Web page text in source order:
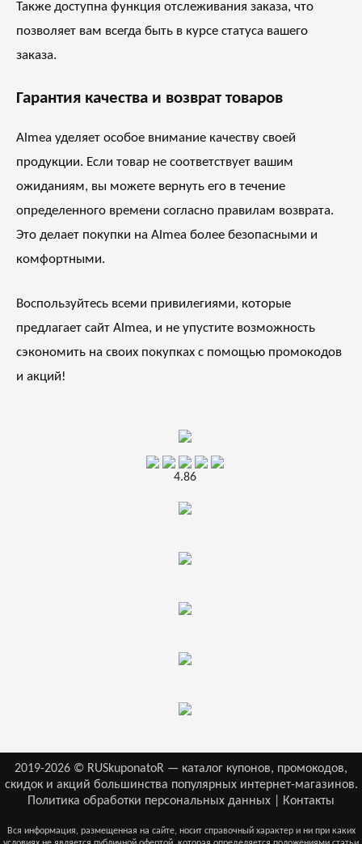
Также доступна функция отслеживания заказа, что
позволяет вам всегда быть в курсе статуса вашего
заказа.
Гарантия качества и возврат товаров
Almea уделяет особое внимание качеству своей
продукции. Если товар не соответствует вашим
ожиданиям, вы можете вернуть его в течение
определенного времени согласно правилам возврата.
Это делает покупки на Almea более безопасными и
комфортными.
Воспользуйтесь всеми привилегиями, которые
предлагает сайт Almea, и не упустите возможность
сэкономить на своих покупках с помощью промокодов
и акций!
4.86
2019-2026 © RUSkuponatoR — каталог купонов, промокодов,
скидок и акций большинства популярных интернет-магазинов.
Политика обработки персональных данных
Контакты
Вся информация, размещенная на сайте, носит справочный характер и ни при каких